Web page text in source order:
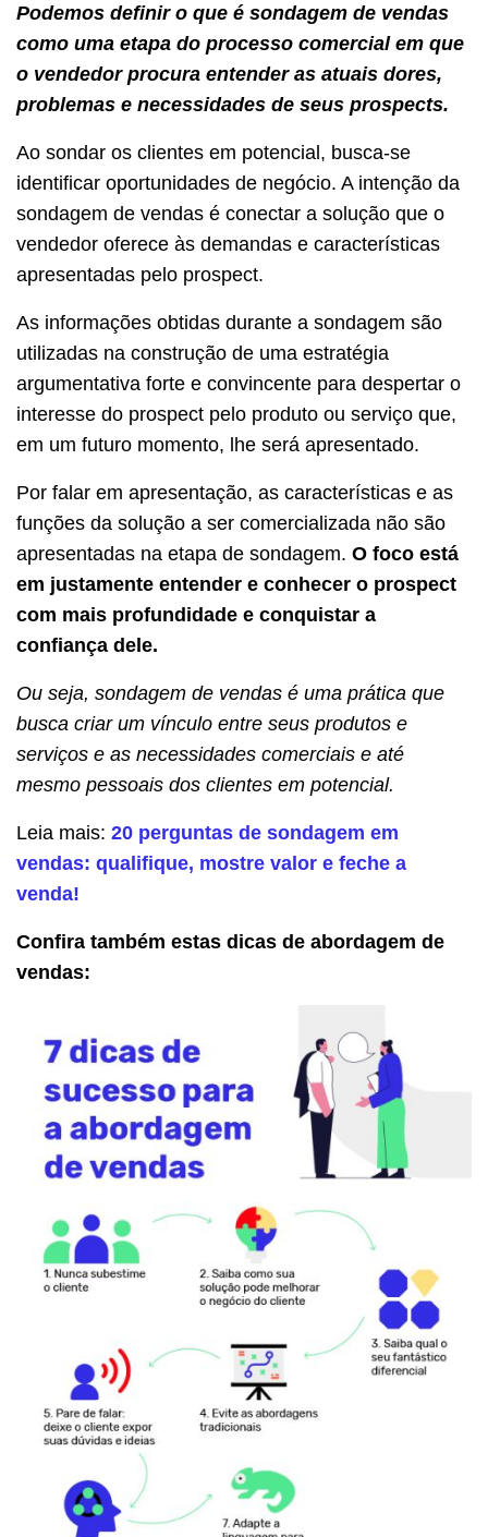
Podemos definir o que é sondagem de vendas
como uma etapa do processo comercial em que
o vendedor procura entender as atuais dores,
problemas e necessidades de seus prospects.
Ao sondar os clientes em potencial, busca-se
identificar oportunidades de negócio. A intenção da
sondagem de vendas é conectar a solução que o
vendedor oferece às demandas e características
apresentadas pelo prospect.
As informações obtidas durante a sondagem são
utilizadas na construção de uma estratégia
argumentativa forte e convincente para despertar o
interesse do prospect pelo produto ou serviço que,
em um futuro momento, lhe será apresentado.
Por falar em apresentação, as características e as
funções da solução a ser comercializada não são
apresentadas na etapa de sondagem. O foco está
em justamente entender e conhecer o prospect
com mais profundidade e conquistar a
confiança dele.
Ou seja, sondagem de vendas é uma prática que
busca criar um vínculo entre seus produtos e
serviços e as necessidades comerciais e até
mesmo pessoais dos clientes em potencial.
Leia mais: 20 perguntas de sondagem em
vendas: qualifique, mostre valor e feche a
venda!
Confira também estas dicas de abordagem de
vendas: